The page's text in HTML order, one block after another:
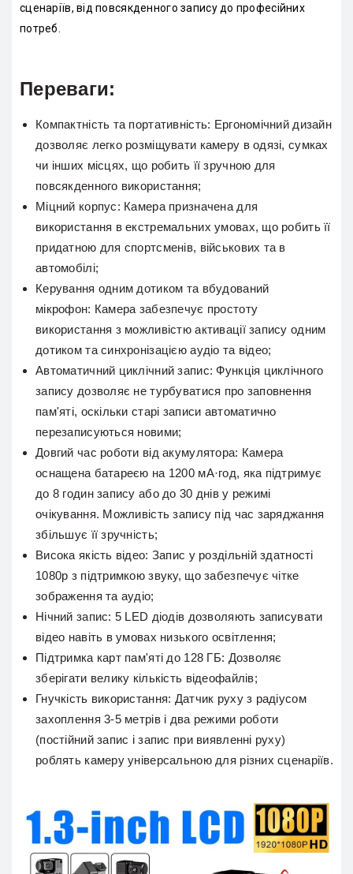
сценаріїв, від повсякденного запису до професійних
потреб.
Переваги:
Компактність та портативність: Ергономічний дизайн
дозволяє легко розміщувати камеру в одязі, сумках
чи інших місцях, що робить її зручною для
повсякденного використання;
Міцний корпус: Камера призначена для
використання в екстремальних умовах, що робить її
придатною для спортсменів, військових та в
автомобілі;
Керування одним дотиком та вбудований
мікрофон: Камера забезпечує простоту
використання з можливістю активації запису одним
дотиком та синхронізацією аудіо та відео;
Автоматичний циклічний запис: Функція циклічного
запису дозволяє не турбуватися про заповнення
пам'яті, оскільки старі записи автоматично
перезаписуються новими;
Довгий час роботи від акумулятора: Камера
оснащена батареєю на 1200 мА·год, яка підтримує
до 8 годин запису або до 30 днів у режимі
очікування. Можливість запису під час заряджання
збільшує її зручність;
Висока якість відео: Запис у роздільній здатності
1080p з підтримкою звуку, що забезпечує чітке
зображення та аудіо;
Нічний запис: 5 LED діодів дозволяють записувати
відео навіть в умовах низького освітлення;
Підтримка карт пам'яті до 128 ГБ: Дозволяє
зберігати велику кількість відеофайлів;
Гнучкість використання: Датчик руху з радіусом
захоплення 3-5 метрів і два режими роботи
(постійний запис і запис при виявленні руху)
роблять камеру універсальною для різних сценаріїв.